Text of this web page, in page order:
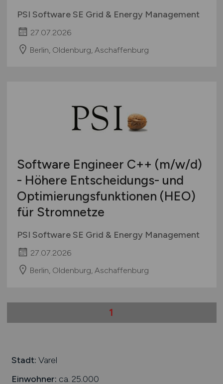
PSI Software SE Grid & Energy Management
27.07.2026
Berlin, Oldenburg, Aschaffenburg
Software Engineer C++ (m/w/d)
- Höhere Entscheidungs- und
Optimierungsfunktionen (HEO)
für Stromnetze
PSI Software SE Grid & Energy Management
27.07.2026
Berlin, Oldenburg, Aschaffenburg
1
Stadt: Varel
Einwohner: ca. 25.000